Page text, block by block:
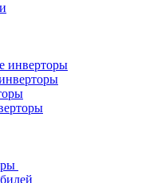
инверторы